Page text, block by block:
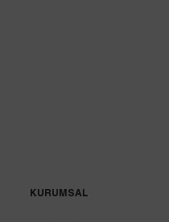
KURUMSAL